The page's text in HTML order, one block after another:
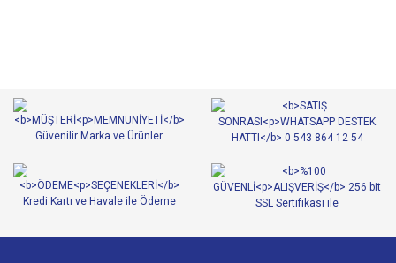
Ürün resmi kalitesiz, bozuk veya görüntülenemiyor.
Ürün açıklamasında eksik bilgiler bulunuyor.
Ürün bilgilerinde hatalar bulunuyor.
Ürün fiyatı diğer sitelerden daha pahalı.